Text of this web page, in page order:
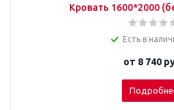
Есть в
от 8 740